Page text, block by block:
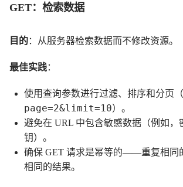
GET：检索数据
目的：从服务器检索数据而不修改资源。
最佳实践：
使用查询参数进行过滤、排序和分页（
page=2&limit=10）。
避免在 URL 中包含敏感数据（例如，
钥）。
确保 GET 请求是幂等的——重复相同
相同的结果。